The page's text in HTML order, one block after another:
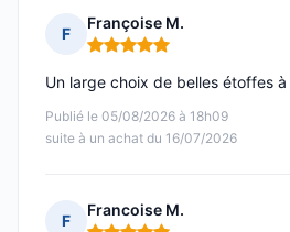
F
Françoise M.
Note : 5 sur 5
Publié le 05/08/2026 à 18h09
suite à un achat du 16/07/2026
Un large choix de belles étoffes
F
Francoise M.